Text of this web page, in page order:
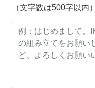
（文字数は500字以内）